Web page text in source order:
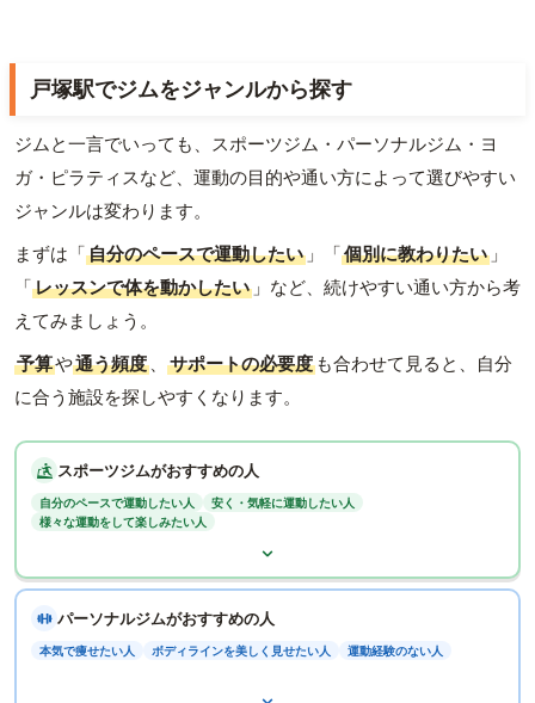
戸塚駅でジムをジャンルから探す
ジムと一言でいっても、スポーツジム・パーソナルジム・ヨ
ガ・ピラティスなど、運動の目的や通い方によって選びやすい
ジャンルは変わります。
まずは「自分のペースで運動したい 」「個別に教わりたい 」
「レッスンで体を動かしたい 」など、続けやすい通い方から考
えてみましょう。
予算や通う頻度 、 サポートの必要度 も合わせて見ると、自分
に合う施設を探しやすくなります。
スポーツジムがおすすめの人
自分のペースで運動したい人
安く・気軽に運動したい人
様々な運動をして楽しみたい人
パーソナルジムがおすすめの人
本気で痩せたい人 ボディラインを美しく見せたい人 運動経験のない人